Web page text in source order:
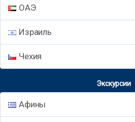
ОАЭ
Израиль
Чехия
Экскурсии
Афины